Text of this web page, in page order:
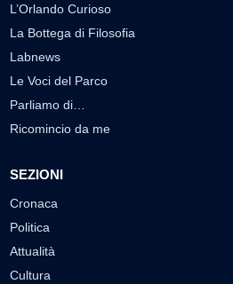
L’Orlando Curioso
La Bottega di Filosofia
Labnews
Le Voci del Parco
Parliamo di…
Ricomincio da me
SEZIONI
Cronaca
Politica
Attualità
Cultura